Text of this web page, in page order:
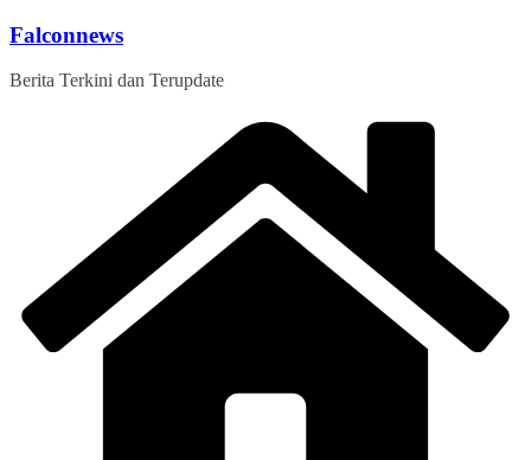
Skip
content
Falconnews
Berita Terkini dan Terupdate